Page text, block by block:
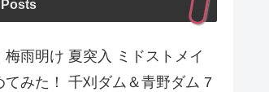
梅雨明け 夏突入 ミドストメイ
てみた！ 千刈ダム＆青野ダム 7